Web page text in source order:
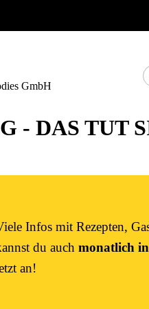
- DAS TUT
Infos mit Rezepten,
du auch monatlich
an!